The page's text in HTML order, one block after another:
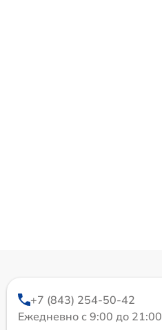
+7 (843) 254-50-42
Ежедневно с 9:00 до 21:00